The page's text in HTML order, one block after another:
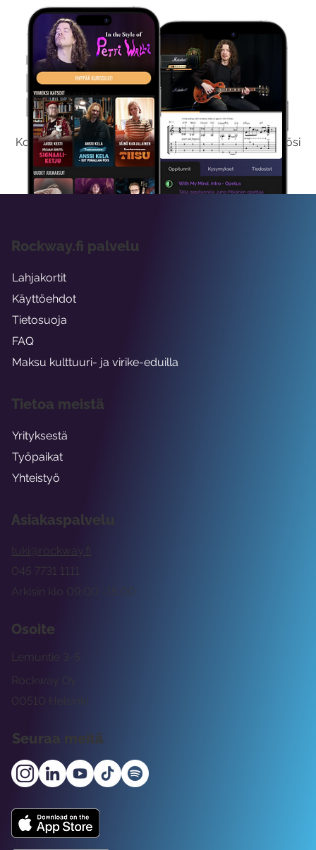
Kokeile Ilmaiseksi
Kokeilemalla ilmaiseksi saat koko sisältömme käyttöösi
viikon ajaksi.
Asiakaspalvelu
tuki@rockway.fi
Arkisin klo 09:00 -15:00
045 7731 1111
Osoite
Rockway Oy
Lemuntie 3-5
00510 Helsinki
Seuraa meitä
Rockway.fi palvelu
Lahjakortit
Käyttöehdot
Tietosuoja
FAQ
Maksu kulttuuri- ja virike-eduilla
Tietoa meistä
Yrityksestä
Työpaikat
Yhteistyö